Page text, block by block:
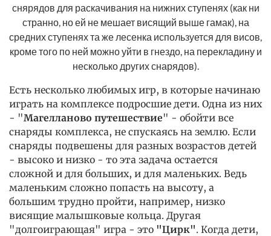
снярядов для раскачивания на нижних ступенях (как ни
странно, но ей не мешает висящий выше гамак), на
средних ступенях та же лесенка используется для висов,
кроме того по ней можно уйти в гнездо, на перекладину и
несколько других снарядов).
Есть несколько любимых игр, в которые начинаю
играть на комплексе подросшие дети. Одна из них
- "Магелланово путешествие" - обойти все
снаряды комплекса, не спускаясь на землю. Если
снаряды подвешены для разных возрастов детей
- высоко и низко - то эта задача остается
сложной и для больших, и для маленьких. Ведь
маленьким сложно попасть на высоту, а
большим трудно пройти, например, низко
висящие малышковые кольца. Другая
"долгоиграющая" игра - это "Цирк". Когда дети,